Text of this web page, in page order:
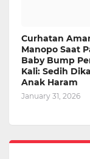
Curhatan
Manopo Saat
Baby Bump
Kali: Sedih
Anak Haram
January 31, 2026